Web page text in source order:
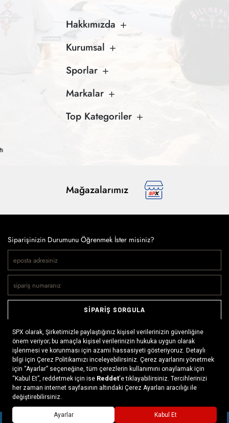
Hakkımızda
Kurumsal
Sporlar
Markalar
Top Kategoriler
Mağazalarımız
Siparişinizin Durumunu Öğrenmek İster misiniz?
SİPARİŞ SORGULA
Doğaya ve spora tutkuyla bağlı olanların markası SPX, çeşitli
kategorilerde sunduğu spor giyim ürünleri, outdoor ayakkabılar,
ekipman ve aksesuarlar ile, her yerde ve her koşulda doğayla
buluşmayı mümkün kılıyor. Daima aktif bir yaşam tarzını
benimseyenlerin ihtiyaç duyabileceği her şey, SPX’in online
mağazasında ziyaretçilerin beğenisine sunuluyor.
x